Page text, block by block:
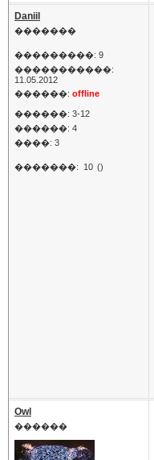
Daniil
�������
���������: 9
�����������:
11.05.2012
������: offline
������: 3-12
������: 4
����: 3
�������: 10 ()
Owl
������